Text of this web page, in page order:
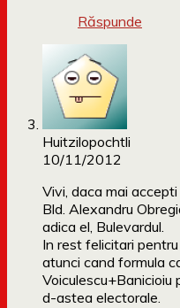
Răspunde
Huitzilopochtli
10/11/2012
Vivi, daca mai
Bld. Alexandru
adica el, Bulevardul.
In rest felicitari
atunci cand formula
Voiculescu+Banicioiu
d-astea electorale.